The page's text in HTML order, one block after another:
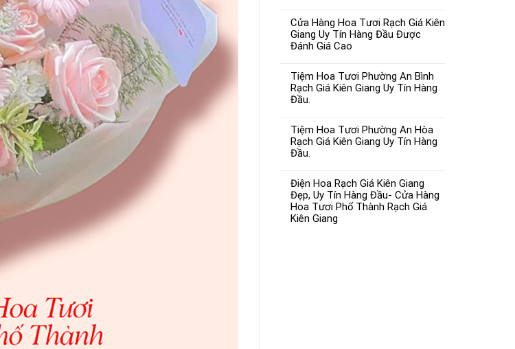
Cửa Hàng Hoa Tươi Rạch Giá Kiên
Giang Uy Tín Hàng Đầu Được
Đánh Giá Cao
Tiệm Hoa Tươi Phường An Bình
Rạch Giá Kiên Giang Uy Tín Hàng
Đầu.
Tiệm Hoa Tươi Phường An Hòa
Rạch Giá Kiên Giang Uy Tín Hàng
Đầu.
Điện Hoa Rạch Giá Kiên Giang
Đẹp, Uy Tín Hàng Đầu- Cửa Hàng
Hoa Tươi Phố Thành Rạch Giá
Kiên Giang